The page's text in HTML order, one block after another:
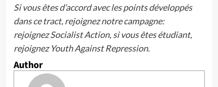
Si vous êtes d’accord avec les points développés
dans ce tract, rejoignez notre campagne:
rejoignez Socialist Action, si vous êtes étudiant,
rejoignez Youth Against Repression.
Author